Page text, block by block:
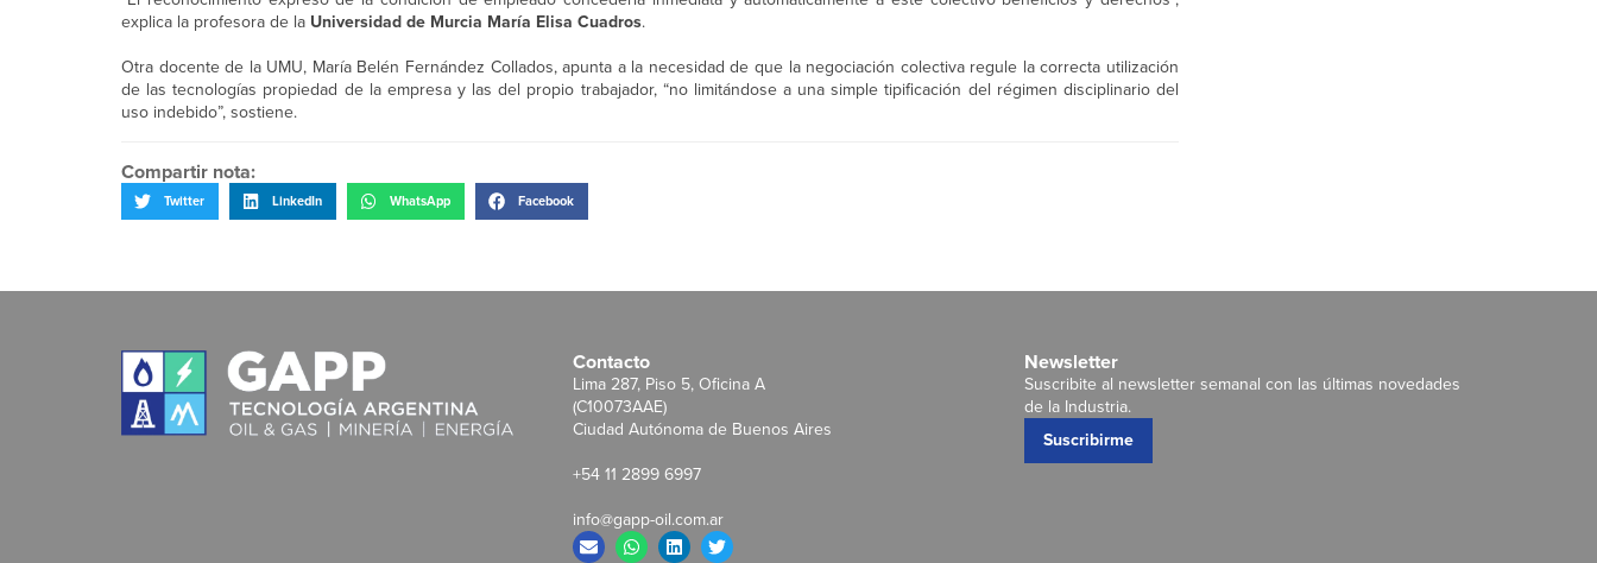
explica la profesora de la Universidad de Murcia María Elisa Cuadros.
Otra docente de la UMU, María Belén Fernández Collados, apunta a la necesidad de que la negociación colectiva regule la correcta utilización
de las tecnologías propiedad de la empresa y las del propio trabajador, “no limitándose a una simple tipificación del régimen disciplinario del
uso indebido”, sostiene.
Compartir nota:
Twitter LinkedIn WhatsApp Facebook
Contacto
Lima 287, Piso 5, Oficina A
(C10073AAE)
Ciudad Autónoma de Buenos Aires
+54 11 2899 6997
info@gapp-oil.com.ar
Newsletter
Suscribite al newsletter semanal con las últimas novedades
de la Industria.
Suscribirme